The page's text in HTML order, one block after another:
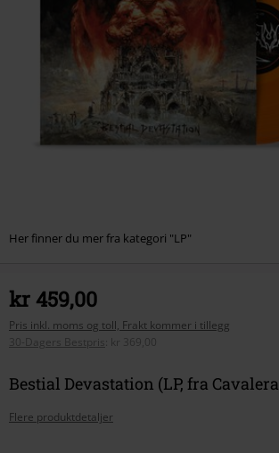
Her finner du mer fra kategori "LP"
kr 459,00
Pris inkl. moms og toll, Frakt kommer i tillegg
30-Dagers Bestpris
kr 369,00
Bestial Devastation (LP, fra Cavalera
Flere produktdetaljer